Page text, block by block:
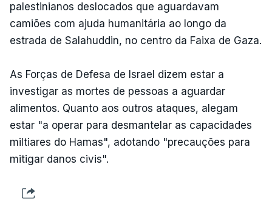
palestinianos deslocados que aguardavam
camiões com ajuda humanitária ao longo da
estrada de Salahuddin, no centro da Faixa de Gaza.
As Forças de Defesa de Israel dizem estar a
investigar as mortes de pessoas a aguardar
alimentos. Quanto aos outros ataques, alegam
estar "a operar para desmantelar as capacidades
miltiares do Hamas", adotando "precauções para
mitigar danos civis".